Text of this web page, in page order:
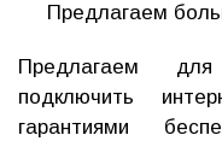
Предлагаем
Предлагаем для
подключить
гарантиями